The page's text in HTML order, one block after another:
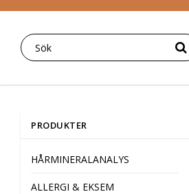
PRODUKTER
HÅRMINERALANALYS
ALLERGI & EKSEM